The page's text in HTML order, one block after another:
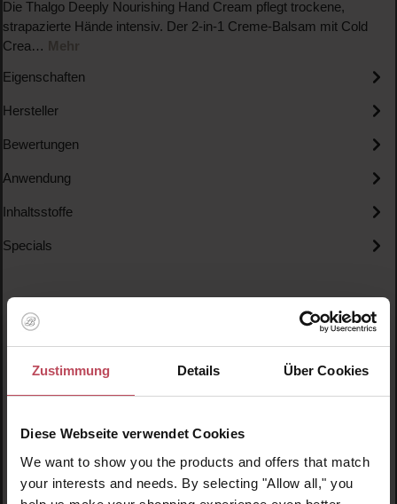
Zustimmung Details Über Cookies
Diese Webseite verwendet Cookies
We want to show you the products and offers that match
your interests and needs. By selecting "Allow all," you
Die Thalgo Deeply Nourishing Hand Cream pflegt trockene,
strapazierte Hände intensiv. Der 2-in-1 Creme-Balsam mit Cold
Crea… Mehr
Eigenschaften
Hersteller
Bewertungen
Anwendung
Inhaltsstoffe
Specials
Neu